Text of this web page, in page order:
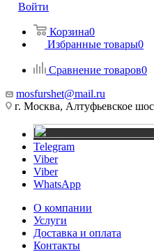
Войти
Корзина0
Избранные товары0
Сравнение товаров0
mosfurshet@mail.ru
г. Москва, Алтуфьевское
Telegram
Viber
Viber
WhatsApp
О компании
Услуги
Доставка и оплата
Контакты